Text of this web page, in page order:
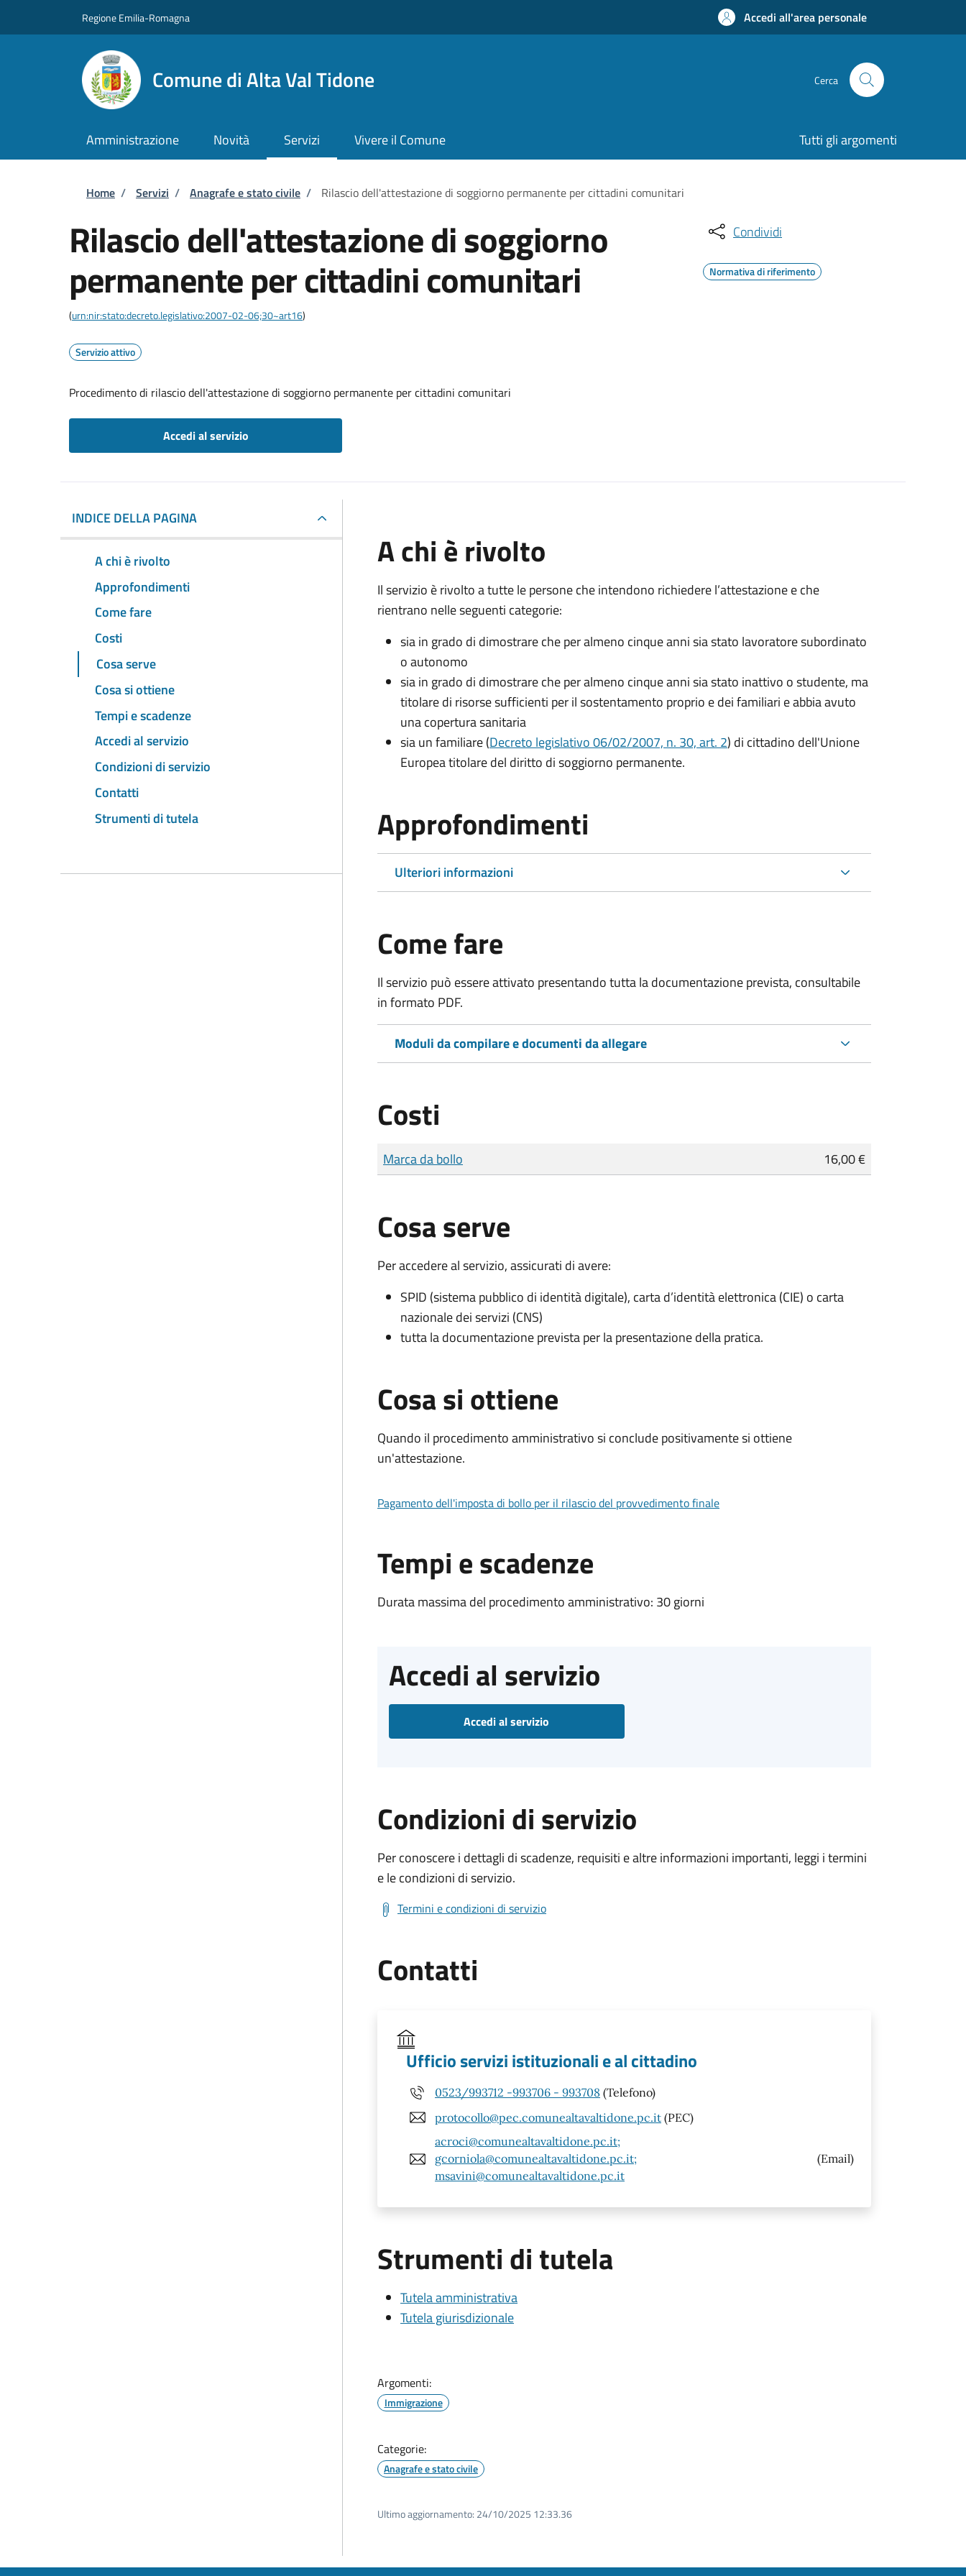
Regione Emilia-Romagna Accedi all'area personale
Comune di Alta Val Tidone Cerca
Amministrazione Novità Servizi Vivere il Comune Tutti gli argomenti
Briciole di pane
Home / Servizi / Anagrafe e stato civile / Rilascio dell'attestazione di soggiorno permanente per cittadini comunitari
Rilascio dell'attestazione di soggiorno
permanente per cittadini comunitari
(urn:nir:stato:decreto.legislativo:2007-02-06;30~art16)
Servizio attivo
Procedimento di rilascio dell'attestazione di soggiorno permanente per cittadini comunitari
Accedi al servizio
Condividi
Normativa di riferimento
INDICE DELLA PAGINA
A chi è rivolto
Approfondimenti
Come fare
Costi
Cosa serve
Cosa si ottiene
Tempi e scadenze
Accedi al servizio
Condizioni di servizio
Contatti
Strumenti di tutela
A chi è rivolto
Il servizio è rivolto a tutte le persone che intendono richiedere l’attestazione e che
rientrano nelle seguenti categorie:
sia in grado di dimostrare che per almeno cinque anni sia stato lavoratore subordinato
o autonomo
sia in grado di dimostrare che per almeno cinque anni sia stato inattivo o studente, ma
titolare di risorse sufficienti per il sostentamento proprio e dei familiari e abbia avuto
una copertura sanitaria
sia un familiare (Decreto legislativo 06/02/2007, n. 30, art. 2) di cittadino dell'Unione
Europea titolare del diritto di soggiorno permanente.
Approfondimenti
Ulteriori informazioni
Come fare
Il servizio può essere attivato presentando tutta la documentazione prevista, consultabile
in formato PDF.
Moduli da compilare e documenti da allegare
Costi
Tipo di pagamento
Importo
Marca da bollo 16,00 €
Cosa serve
Per accedere al servizio, assicurati di avere:
SPID (sistema pubblico di identità digitale), carta d’identità elettronica (CIE) o carta
nazionale dei servizi (CNS)
tutta la documentazione prevista per la presentazione della pratica.
Cosa si ottiene
Quando il procedimento amministrativo si conclude positivamente si ottiene
un'attestazione.
Pagamento dell'imposta di bollo per il rilascio del provvedimento finale
Tempi e scadenze
Durata massima del procedimento amministrativo: 30 giorni
Accedi al servizio
Accedi al servizio
Condizioni di servizio
Per conoscere i dettagli di scadenze, requisiti e altre informazioni importanti, leggi i termini
e le condizioni di servizio.
Termini e condizioni di servizio
Contatti
Ufficio servizi istituzionali e al cittadino
0523/993712 -993706 - 993708 (Telefono)
protocollo@pec.comunealtavaltidone.pc.it (PEC)
acroci@comunealtavaltidone.pc.it;
gcorniola@comunealtavaltidone.pc.it;
msavini@comunealtavaltidone.pc.it
(Email)
Strumenti di tutela
Tutela amministrativa
Tutela giurisdizionale
Argomenti:
Immigrazione
Categorie:
Anagrafe e stato civile
Ultimo aggiornamento: 24/10/2025 12:33.36